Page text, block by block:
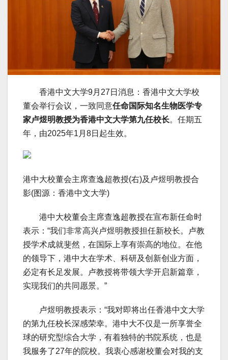
香港中文大学9月27日消息：香港中文大学校
董会举行会议，一致同意任命国际知名生物医学专
家卢煜明教授为香港中文大学第九任校长。任期五
年，由2025年1月8日起生效。
港中大校董会主席查逸超教授(右)及卢煜明教授合
影(图源：香港中文大学)
港中大校董会主席查逸超教授在宣布新任命时
表示：“我们非常高兴卢煜明教授担任新校长。卢教
授学术成就斐然，在国际上享有崇高的地位。在他
的领导下，港中大在学术、科研及创新创业方面，
必定有长足发展。卢教授将带领大学开启新篇章，
实现我们的共同愿景。”
卢煜明教授表示：“我对即将出任香港中文大学
的第九任校长深感荣幸。港中大不仅是一所享誉全
球的研究型综合大学，有着独特的书院系统，也是
我服务了27年的院校。我衷心感谢校董会对我的支